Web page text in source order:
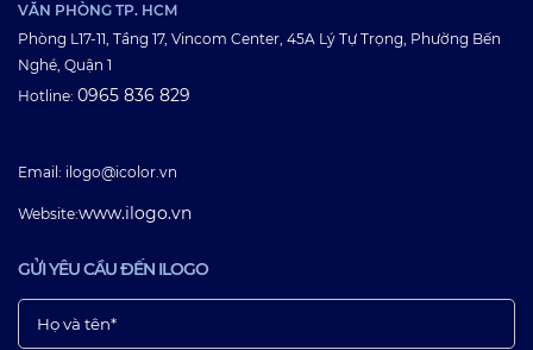
VĂN PHÒNG TP. HCM
Phòng L17-11, Tầng 17, Vincom Center, 45A Lý Tự Trọng, Phường Bến
Nghé, Quận 1
Hotline: 0965 836 829
Email: ilogo@icolor.vn
Website:www.ilogo.vn
GỬI YÊU CẦU ĐẾN ILOGO